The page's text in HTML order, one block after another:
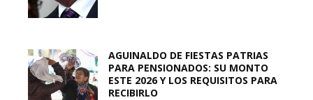
AGUINALDO DE FIESTAS PATRIAS
PARA PENSIONADOS: SU MONTO
ESTE 2026 Y LOS REQUISITOS PARA
RECIBIRLO